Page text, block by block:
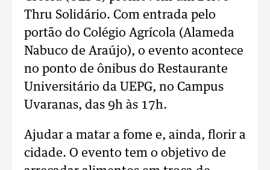
Thru Solidário. Com entrada pelo
portão do Colégio Agrícola (Alameda
Nabuco de Araújo), o evento acontece
no ponto de ônibus do Restaurante
Universitário da UEPG, no Campus
Uvaranas, das 9h às 17h.
Ajudar a matar a fome e, ainda, florir a
cidade. O evento tem o objetivo de